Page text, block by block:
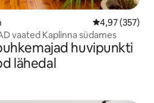
Keskmine
4,97 (357)
vaated Kaplinna südames
huvipunkti
lähedal